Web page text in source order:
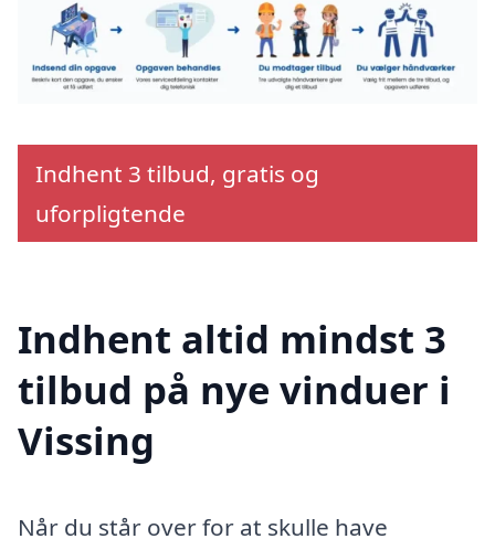
Indhent 3 tilbud, gratis og
uforpligtende
Indhent altid mindst 3
tilbud på nye vinduer i
Vissing
Når du står over for at skulle have